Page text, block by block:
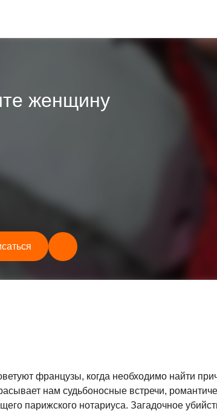
женщину
французы, когда необходимо найти
нам судьбоносные встречи,
парижского нотариуса. Загадочное